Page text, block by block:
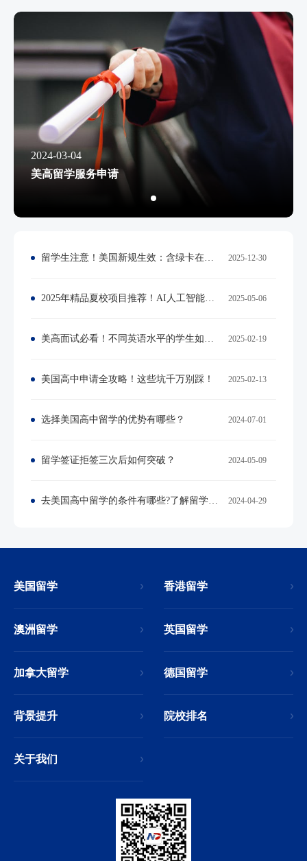
2024-03-04
美高留学服务申请
留学生注意！美国新规生效：含绿卡在内，所有非公民出入境都要拍照 2025-12-30
2025年精品夏校项目推荐！AI人工智能、领导力、公益三大主题，申请火热进行时！ 2025-05-06
美高面试必看！不同英语水平的学生如何应对面试 2025-02-19
美国高中申请全攻略！这些坑千万别踩！ 2025-02-13
选择美国高中留学的优势有哪些？ 2024-07-01
留学签证拒签三次后如何突破？ 2024-05-09
去美国高中留学的条件有哪些?了解留学前的准备 2024-04-29
美国留学 香港留学
澳洲留学 英国留学
加拿大留学 德国留学
背景提升 院校排名
关于我们